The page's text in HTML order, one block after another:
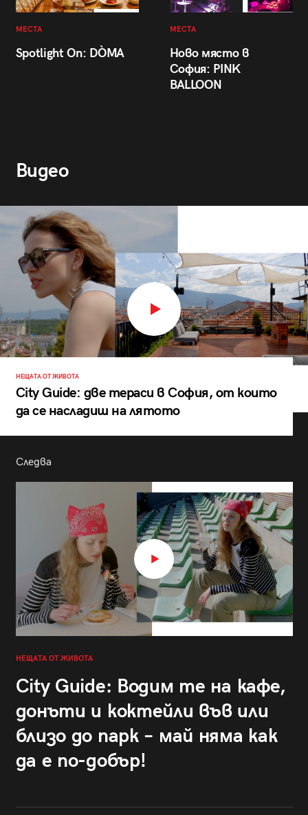
МЕСТА
Spotlight On: DÒMA
МЕСТА
Ново място в
София: PINK
BALLOON
Видео
НЕЩАТА ОТ ЖИВОТА
City Guide: две тераси в София, от които
да се насладиш на лятото
Следва
НЕЩАТА ОТ ЖИВОТА
City Guide: Водим те на кафе,
донъти и коктейли във или
близо до парк – май няма как
да е по-добър!